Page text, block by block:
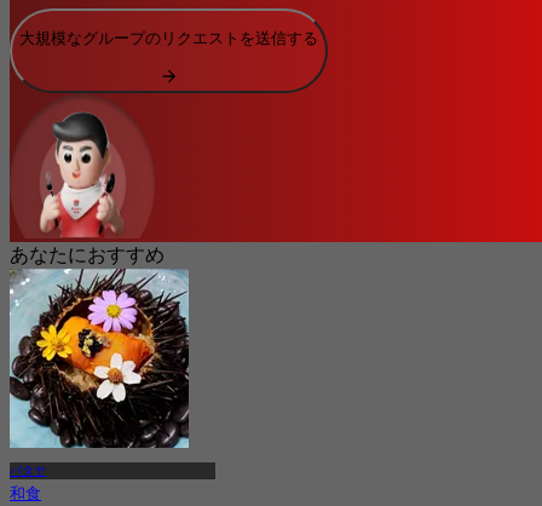
大規模なグループのリクエストを送信する
あなたにおすすめ
パタヤ
和食